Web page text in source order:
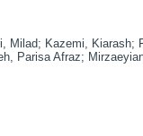
Milad; Kazemi, Kiarash;
Parisa Afraz;